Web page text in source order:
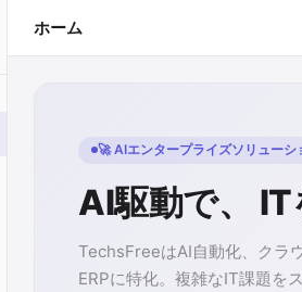
ホーム
🚀 AIエンタープライズソリューシ
AI駆動で、
TechsFreeはAI自動化、クラ
ERPに特化。複雑なIT課題を